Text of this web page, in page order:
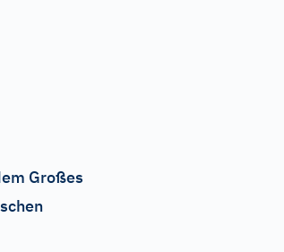
Großes